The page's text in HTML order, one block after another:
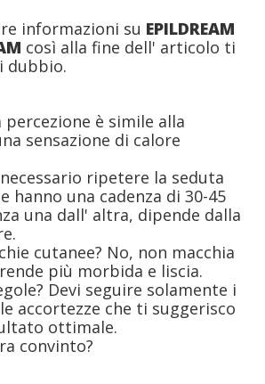
informazioni su EPILDREAM
così alla fine dell' articolo ti
dubbio.
percezione è simile alla
sensazione di calore
ripetere la seduta
hanno una cadenza di 30-45
una dall' altra, dipende dalla
cutanee? No, non macchia
più morbida e liscia.
Devi seguire solamente i
accortezze che ti suggerisco
ottimale.
convinto?